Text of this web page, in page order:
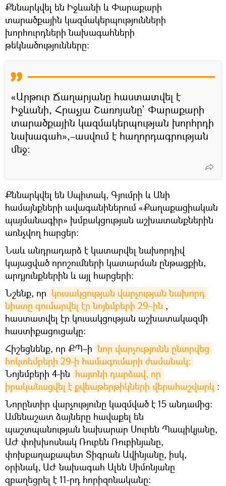
Քննարկվել են Իջևանի և Փարաքարի
տարածքային կազմակերպությունների
խորհուրդների նախագահների
թեկնածությունները:
«Արթուր Ճաղարյանը հաստատվել է
Իջևանի, Հրաչյա Շառոյանը` Փարաքարի
տարածքային կազմակերպության խորհրդի
նախագահ»,–ասվում է հաղորդագրության
մեջ։
Քննարկվել են Սպիտակ, Գյումրի և Անի
համայնքների ավագանիներում «Քաղաքացիական
պայմանագիր» խմբակցության աշխատանքներին
առնչվող հարցեր։
Նաև անդրադարձ է կատարվել նախորդիվ
կայացված որոշումների կատարման ընթացքին,
արդյունքներին և այլ հարցերի։
Նշենք, որ կուսակցության վարչության նախորդ
նիստը գումարվել էր նոյեմբերի 29–ին ,
հաստատվել էր կուսակցության աշխատակազմի
հաստիքացուցակը։
Հիշեցնենք, որ ՔՊ–ի նոր վարչությունն ընտրվեց
հոկտեմբերի 29-ի համագումարի ժամանակ։
Նոյեմբերի 4-ին հայտնի դարձավ, որ
իրականացվել է քվեաթերթիկների վերահաշվարկ ։
Նորընտիր վարչությունը կազմված է 15 անդամից։
Ամենաշատ ձայները հավաքել են
պաշտպանության նախարար Սուրեն Պապիկյանը,
ԱԺ փոխխոսնակ Ռուբեն Ռուբինյանը,
փոխքաղաքապետ Տիգրան Ավինյանը, իսկ,
օրինակ, ԱԺ նախագահ Ալեն Սիմոնյանը
զբաղեցրել է 11-րդ հորիզոնականը։